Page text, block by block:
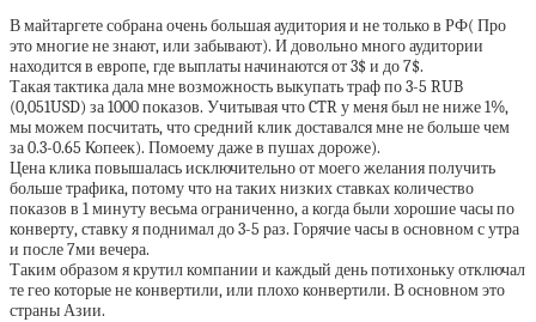
В майтаргете собрана очень большая аудитория и не только в РФ( Про
это многие не знают, или забывают). И довольно много аудитории
находится в европе, где выплаты начинаются от 3$ и до 7$.
Такая тактика дала мне возможность выкупать траф по 3-5 RUB
(0,051USD) за 1000 показов. Учитывая что CTR у меня был не ниже 1%,
мы можем посчитать, что средний клик доставался мне не больше чем
за 0.3-0.65 Копеек). Помоему даже в пушах дороже).
Цена клика повышалась исключительно от моего желания получить
больше трафика, потому что на таких низких ставках количество
показов в 1 минуту весьма ограниченно, а когда были хорошие часы по
конверту, ставку я поднимал до 3-5 раз. Горячие часы в основном с утра
и после 7ми вечера.
Таким образом я крутил компании и каждый день потихоньку отключал
те гео которые не конвертили, или плохо конвертили. В основном это
страны Азии.